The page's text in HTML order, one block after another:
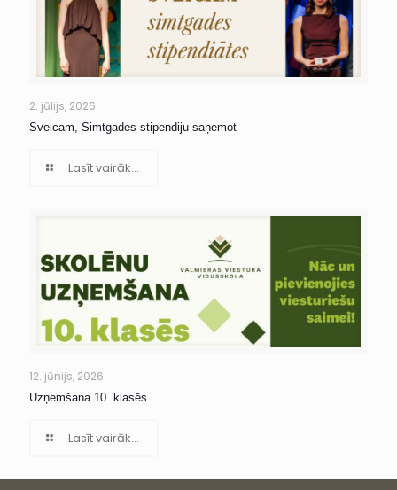
2. jūlijs, 2026
Sveicam, Simtgades stipendiju saņemot
Lasīt vairāk...
12. jūnijs, 2026
Uzņemšana 10. klasēs
Lasīt vairāk...